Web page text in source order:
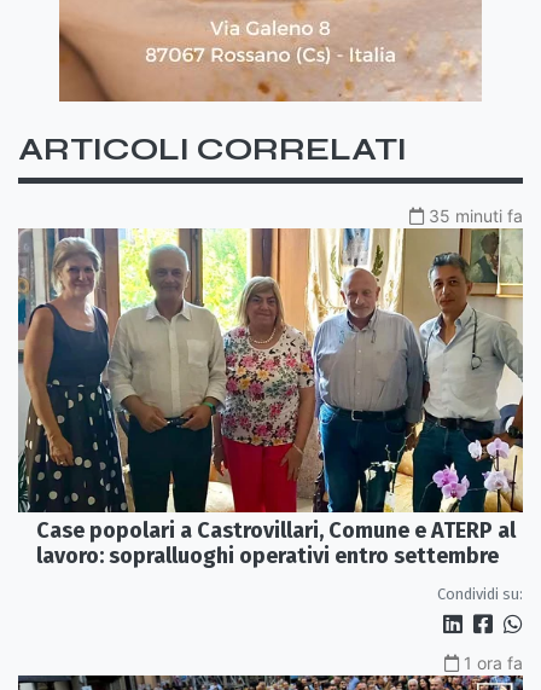
ARTICOLI CORRELATI
35 minuti fa
Case popolari a Castrovillari, Comune e ATERP al
lavoro: sopralluoghi operativi entro settembre
Condividi su:
1 ora fa